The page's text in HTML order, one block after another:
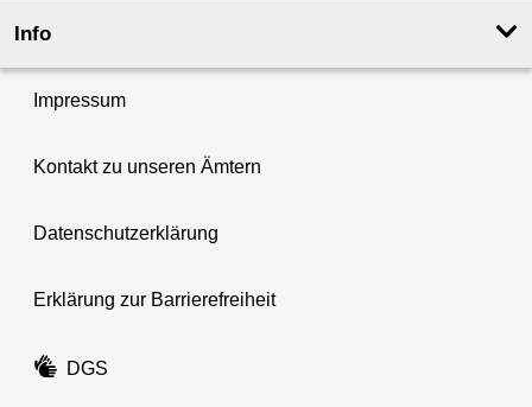
Info
Impressum
Kontakt zu unseren Ämtern
Datenschutzerklärung
Erklärung zur Barrierefreiheit
DGS